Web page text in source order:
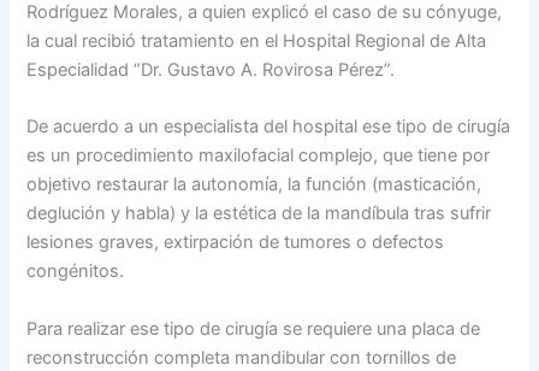
Rodríguez Morales, a quien explicó el caso de su cónyuge,
la cual recibió tratamiento en el Hospital Regional de Alta
Especialidad “Dr. Gustavo A. Rovirosa Pérez”.
De acuerdo a un especialista del hospital ese tipo de cirugía
es un procedimiento maxilofacial complejo, que tiene por
objetivo restaurar la autonomía, la función (masticación,
deglución y habla) y la estética de la mandíbula tras sufrir
lesiones graves, extirpación de tumores o defectos
congénitos.
Para realizar ese tipo de cirugía se requiere una placa de
reconstrucción completa mandibular con tornillos de